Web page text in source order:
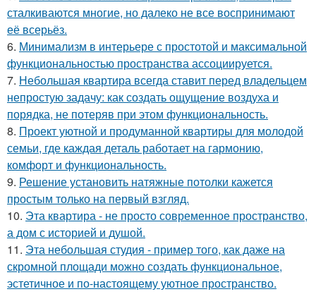
сталкиваются многие, но далеко не все воспринимают
её всерьёз.
6. Минимализм в интерьере с простотой и максимальной
функциональностью пространства ассоциируется.
7. Небольшая квартира всегда ставит перед владельцем
непростую задачу: как создать ощущение воздуха и
порядка, не потеряв при этом функциональность.
8. Проект уютной и продуманной квартиры для молодой
семьи, где каждая деталь работает на гармонию,
комфорт и функциональность.
9. Решение установить натяжные потолки кажется
простым только на первый взгляд.
10. Эта квартира - не просто современное пространство,
а дом с историей и душой.
11. Эта небольшая студия - пример того, как даже на
скромной площади можно создать функциональное,
эстетичное и по-настоящему уютное пространство.